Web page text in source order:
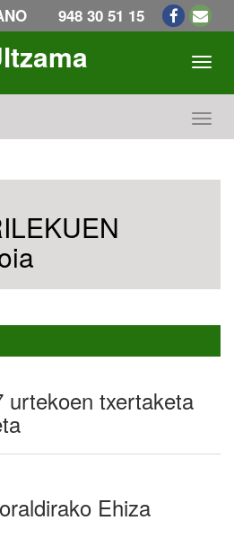
948 30 51 15
urtekoen txertaketa
Ehiza